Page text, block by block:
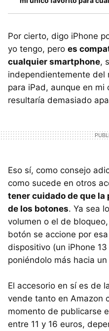
Por cierto, digo iPhone
yo tengo, pero es
cualquier smartphone,
independientemente del
para iPad, aunque en mi
resultaría demasiado
Eso sí, como consejo
como sucede en otros
tener cuidado de que
de los botones. Ya sea
volumen o el de
botón se accione por
dispositivo (un iPhone
poniéndolo más hacia
El accesorio en sí es de
vende tanto en Amazon
momento de publicarse
entre 11 y 16 euros,